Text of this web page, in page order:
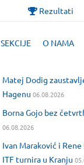
Rezultati
SEKCIJE O NAMA
Matej Dodig
Hagenu 06.08.2026
Borna Gojo bez
06.08.2026
Ivan Maraković i
ITF turnira u Kranju